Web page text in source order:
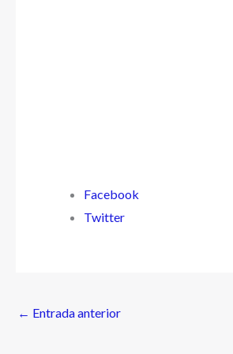
Facebook
Twitter
← Entrada anterior